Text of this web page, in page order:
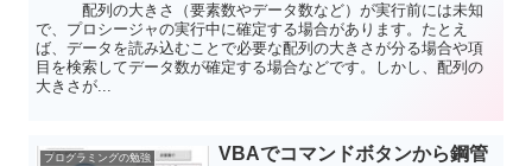
配列の大きさ（要素数やデータ数など）が実行前には未知
で、プロシージャの実行中に確定する場合があります。たとえ
ば、データを読み込むことで必要な配列の大きさが分る場合や項
目を検索してデータ数が確定する場合などです。しかし、配列の
大きさが...
プログラミングの勉強
VBAでコマンドボタンから鋼管